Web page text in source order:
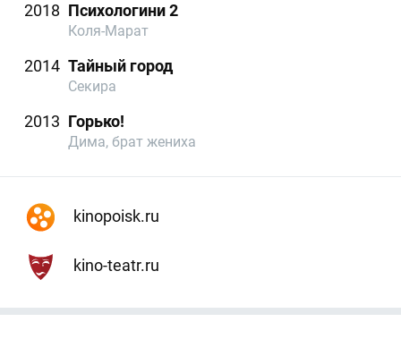
2018 Психологини 2
Коля-Марат
2014 Тайный город
Секира
2013 Горько!
Дима, брат жениха
kinopoisk.ru
kino-teatr.ru